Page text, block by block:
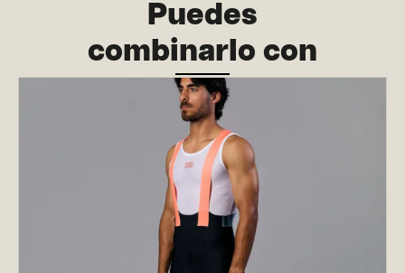
Puedes
combinarlo con